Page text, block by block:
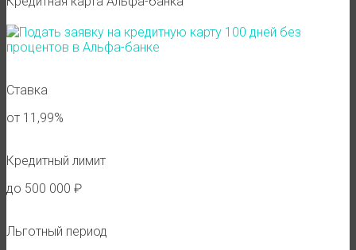
Ставка
от 11,99%
Кредитный лимит
до 500 000 ₽
Льготный период